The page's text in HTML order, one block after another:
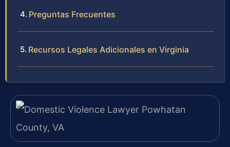
Preguntas Frecuentes
Recursos Legales Adicionales en Virginia